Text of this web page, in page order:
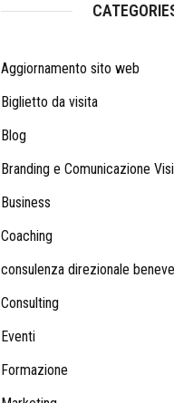
Aggiornamento sito web
Biglietto da visita
Blog
Branding e Comunicazione
Business
Coaching
consulenza direzionale
Consulting
Eventi
Formazione